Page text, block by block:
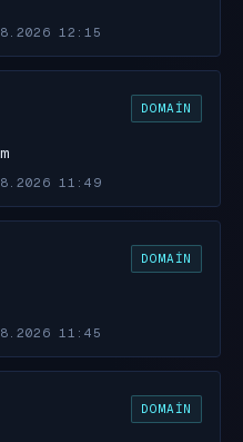
12:15
DOMAIN
11:49
DOMAIN
11:45
DOMAIN